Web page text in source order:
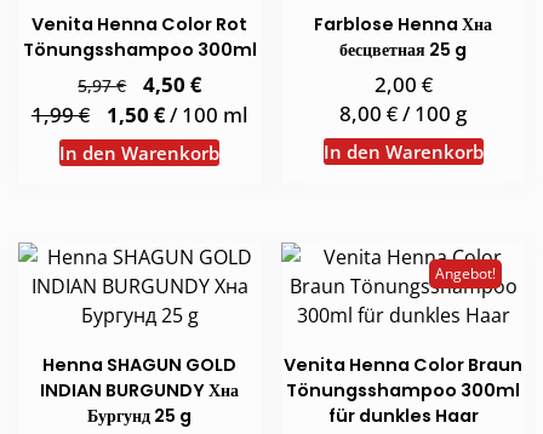
Venita Henna Color Rot
Tönungsshampoo 300ml
5,97€ Ursprünglicher
Preis
war:
5,97 €
4,50€Aktueller
Preis
ist:
4,50 €.
1,99€ 1,50 €/100 ml
In den Warenkorb
Farblose Henna Хна
бесцветная 25 g
2,00 €
8,00€/100 g
In den Warenkorb
Henna SHAGUN GOLD
INDIAN BURGUNDY Хна
Бургунд 25 g
Angebot!
Venita Henna Color Braun
Tönungsshampoo 300ml
für dunkles Haar